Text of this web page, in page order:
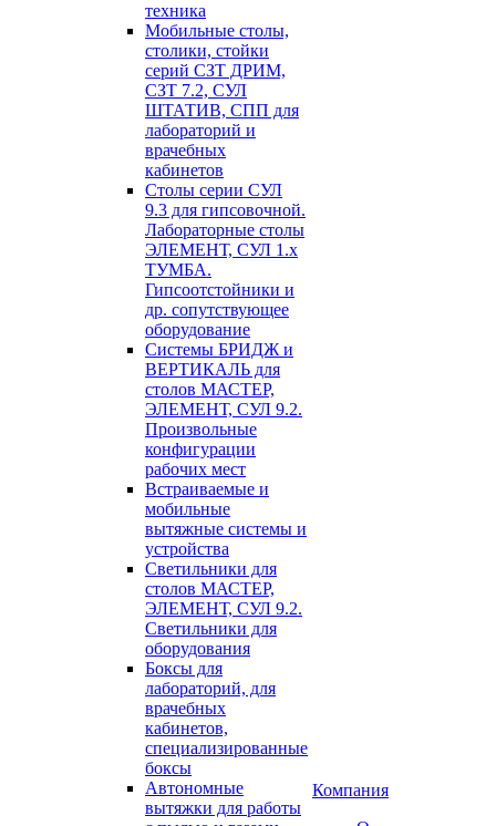
техника
Мобильные столы,
столики, стойки
серий СЗТ ДРИМ,
СЗТ 7.2, СУЛ
ШТАТИВ, СПП для
лабораторий и
врачебных
кабинетов
Столы серии СУЛ
9.3 для гипсовочной.
Лабораторные столы
ЭЛЕМЕНТ, СУЛ 1.х
ТУМБА.
Гипсоотстойники и
др. сопутствующее
оборудование
Системы БРИДЖ и
ВЕРТИКАЛЬ для
столов МАСТЕР,
ЭЛЕМЕНТ, СУЛ 9.2.
Произвольные
конфигурации
рабочих мест
Встраиваемые и
мобильные
вытяжные системы и
устройства
Светильники для
столов МАСТЕР,
ЭЛЕМЕНТ, СУЛ 9.2.
Светильники для
оборудования
Боксы для
лабораторий, для
врачебных
кабинетов,
специализированные
боксы
Автономные
вытяжки для работы
Компания